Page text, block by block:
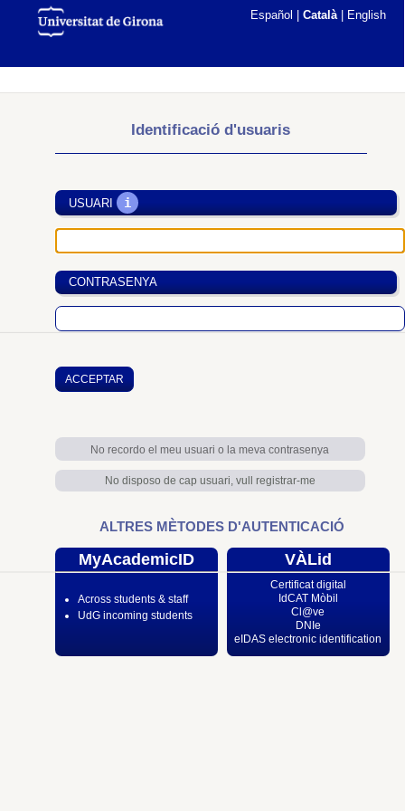
Español Català| English
Identificació d'usuaris
USUARI i
CONTRASENYA
No recordo el meu usuari o la meva contrasenya
No disposo de cap usuari, vull registrar-me
ALTRES MÈTODES D'AUTENTICACIÓ
MyAcademicID
Across students & staff
UdG incoming students
VÀLid
Certificat digital
IdCAT Mòbil
Cl@ve
DNIe
eIDAS electronic identification